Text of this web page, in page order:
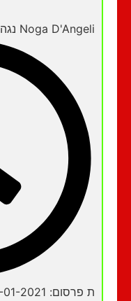
Noga D'Angeli נגה ד'אנג'לי
ת פרסום: 19-01-2021